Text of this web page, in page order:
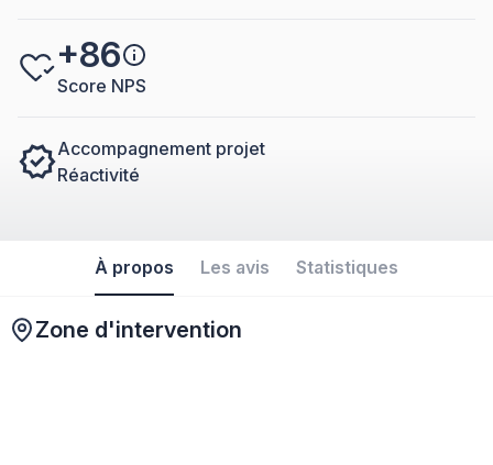
+86
Score NPS
Accompagnement projet
Réactivité
À propos Les avis Statistiques
Zone d'intervention